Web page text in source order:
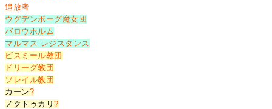
追放者
ウグデンボーグ魔女団
バロウホルム
マルマス レジスタンス
ビスミール教団
ドリーグ教団
ソレイル教団
カーン?
ノクトゥカリ?